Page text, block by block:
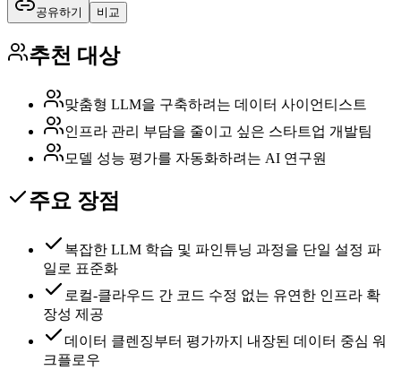
공유하기 비교
추천 대상
맞춤형 LLM을 구축하려는 데이터 사이언티스트
인프라 관리 부담을 줄이고 싶은 스타트업 개발팀
모델 성능 평가를 자동화하려는 AI 연구원
주요 장점
복잡한 LLM 학습 및 파인튜닝 과정을 단일 설정 파
일로 표준화
로컬-클라우드 간 코드 수정 없는 유연한 인프라 확
장성 제공
데이터 클렌징부터 평가까지 내장된 데이터 중심 워
크플로우